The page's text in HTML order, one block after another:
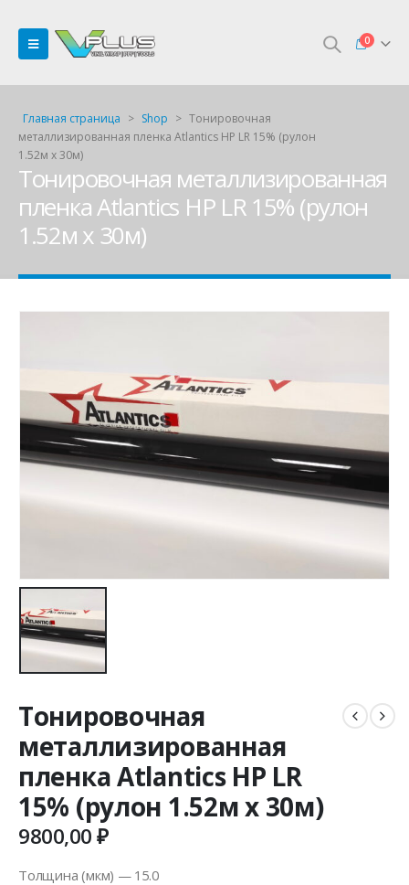
0
Главная страница > Shop > Тонировочная
металлизированная пленка Atlantics HP LR 15% (рулон
1.52м х 30м)
Тонировочная металлизированная
пленка Atlantics HP LR 15% (рулон
1.52м х 30м)
Тонировочная
металлизированная
пленка Atlantics HP LR
15% (рулон 1.52м х 30м)
9800,00₽
Толщина (мкм) — 15.0